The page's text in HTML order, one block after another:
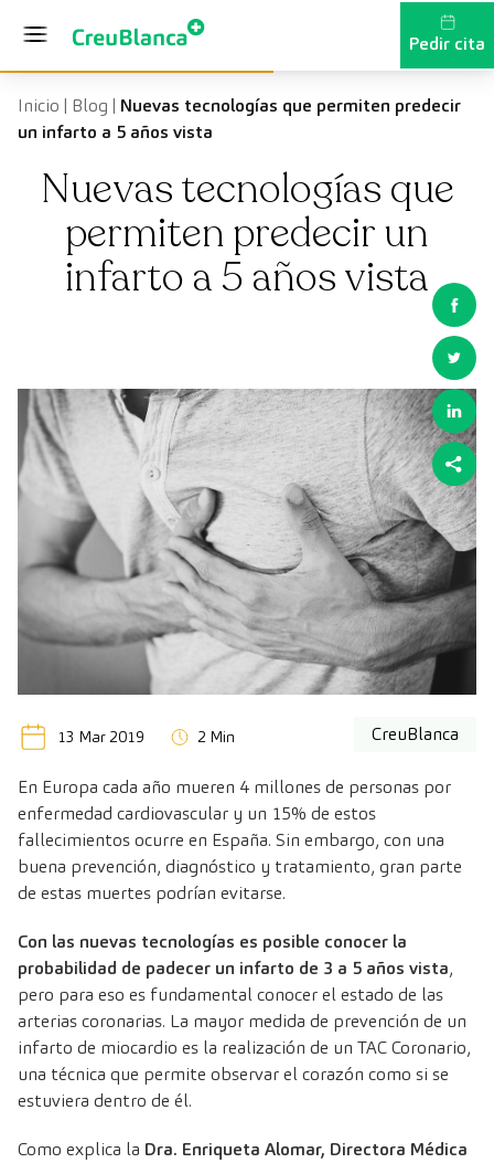
Pedir cita
Inicio | Blog | Nuevas tecnologías que permiten predecir
un infarto a 5 años vista
Nuevas tecnologías que
permiten predecir un
infarto a 5 años vista
13 Mar 2019 2 Min CreuBlanca
En Europa cada año mueren 4 millones de personas por
enfermedad cardiovascular y un 15% de estos
fallecimientos ocurre en España. Sin embargo, con una
buena prevención, diagnóstico y tratamiento, gran parte
de estas muertes podrían evitarse.
Con las nuevas tecnologías es posible conocer la
probabilidad de padecer un infarto de 3 a 5 años vista,
pero para eso es fundamental conocer el estado de las
arterias coronarias. La mayor medida de prevención de un
infarto de miocardio es la realización de un TAC Coronario,
una técnica que permite observar el corazón como si se
estuviera dentro de él.
Como explica la Dra. Enriqueta Alomar, Directora Médica